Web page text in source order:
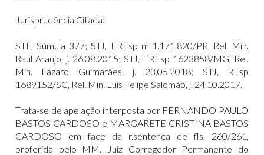
Jurisprudência Citada:
STF, Súmula 377; STJ, EREsp nº 1.171.820/PR, Rel. Min.
Raul Araújo, j. 26.08.2015; STJ, EREsp 1623858/MG, Rel.
Min. Lázaro Guimarães, j. 23.05.2018; STJ, REsp
1689152/SC, Rel. Min. Luis Felipe Salomão, j. 24.10.2017.
Trata-se de apelação interposta por FERNANDO PAULO
BASTOS CARDOSO e MARGARETE CRISTINA BASTOS
CARDOSO em face da r.sentença de fls. 260/261,
proferida pelo MM. Juiz Corregedor Permanente do